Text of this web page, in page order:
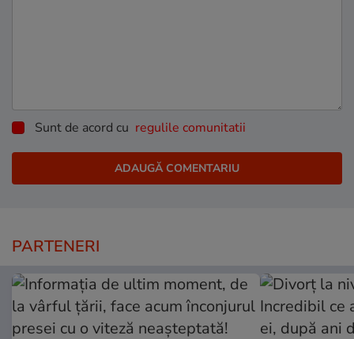
Sunt de acord cu regulile comunitatii
PARTENERI